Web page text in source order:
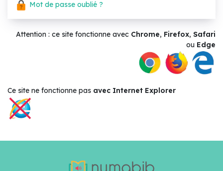
Mot de passe oublié ?
Attention : ce site fonctionne avec Chrome, Firefox, Safari
ou Edge
Ce site ne fonctionne pas avec Internet Explorer